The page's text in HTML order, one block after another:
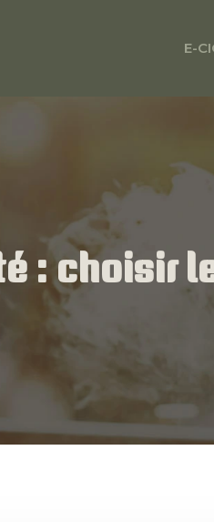
E-
: choisir